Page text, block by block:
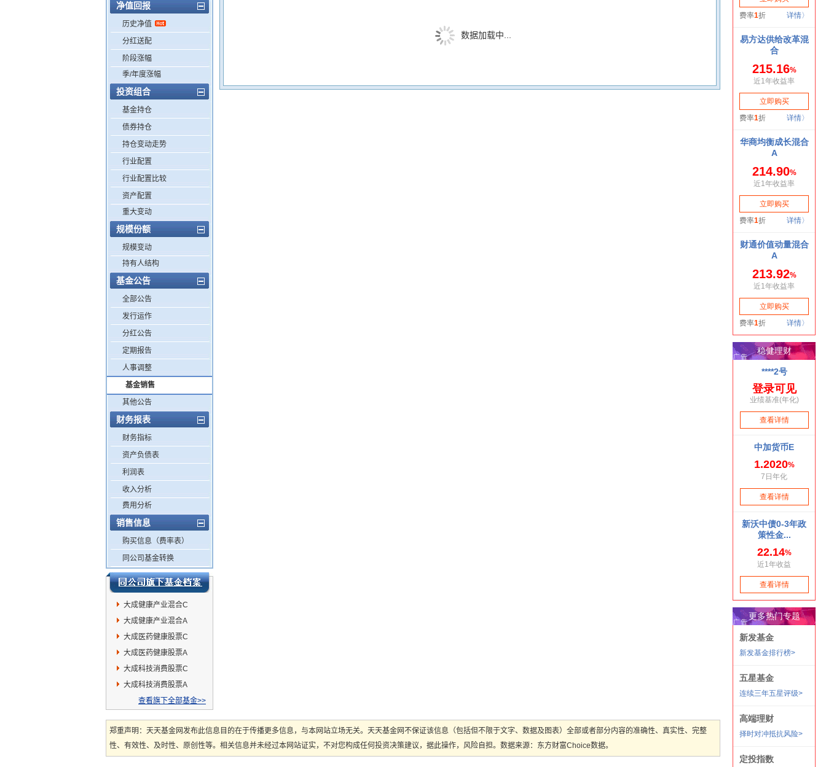
净值回报
历史净值
分红送配
阶段涨幅
季/年度涨幅
投资组合
基金持仓
债券持仓
持仓变动走势
行业配置
行业配置比较
资产配置
重大变动
规模份额
规模变动
持有人结构
基金公告
全部公告
发行运作
分红公告
定期报告
人事调整
基金销售
其他公告
财务报表
财务指标
资产负债表
利润表
收入分析
费用分析
销售信息
购买信息（费率表）
同公司基金转换
大成健康产业混合C
大成健康产业混合A
大成医药健康股票C
大成医药健康股票A
大成科技消费股票C
大成科技消费股票A
查看旗下全部基金>>
数据加载中...
郑重声明：天天基金网发布此信息目的在于传播更多信息，与本网站立场无关。天天基金网不保证该信息（包括但不限于文字、数据及图表）全部或者部分内容的准确性、真实性、完整
性、有效性、及时性、原创性等。相关信息并未经过本网站证实，不对您构成任何投资决策建议，据此操作，风险自担。数据来源：东方财富Choice数据。